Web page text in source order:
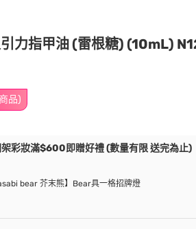
力指甲油 (雷根糖) (10mL)
品)
彩妝滿$600即贈好禮 (數量有限 送完為止)
bear 芥末熊】Bear具一格招牌燈